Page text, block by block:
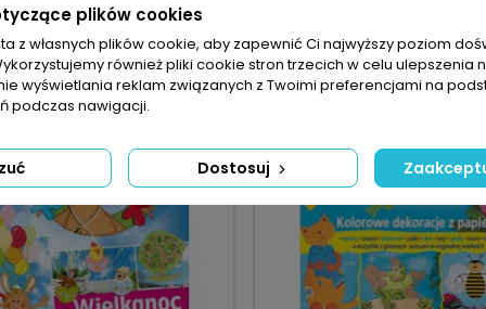
favorite_border
plików cookies
z własnych plików cookie, aby zapewnić Ci najwyższy poziom
również pliki cookie stron trzecich w celu ulepszenia
wyświetlania reklam związanych z Twoimi preferencjami na
podczas nawigacji.
Dostosuj